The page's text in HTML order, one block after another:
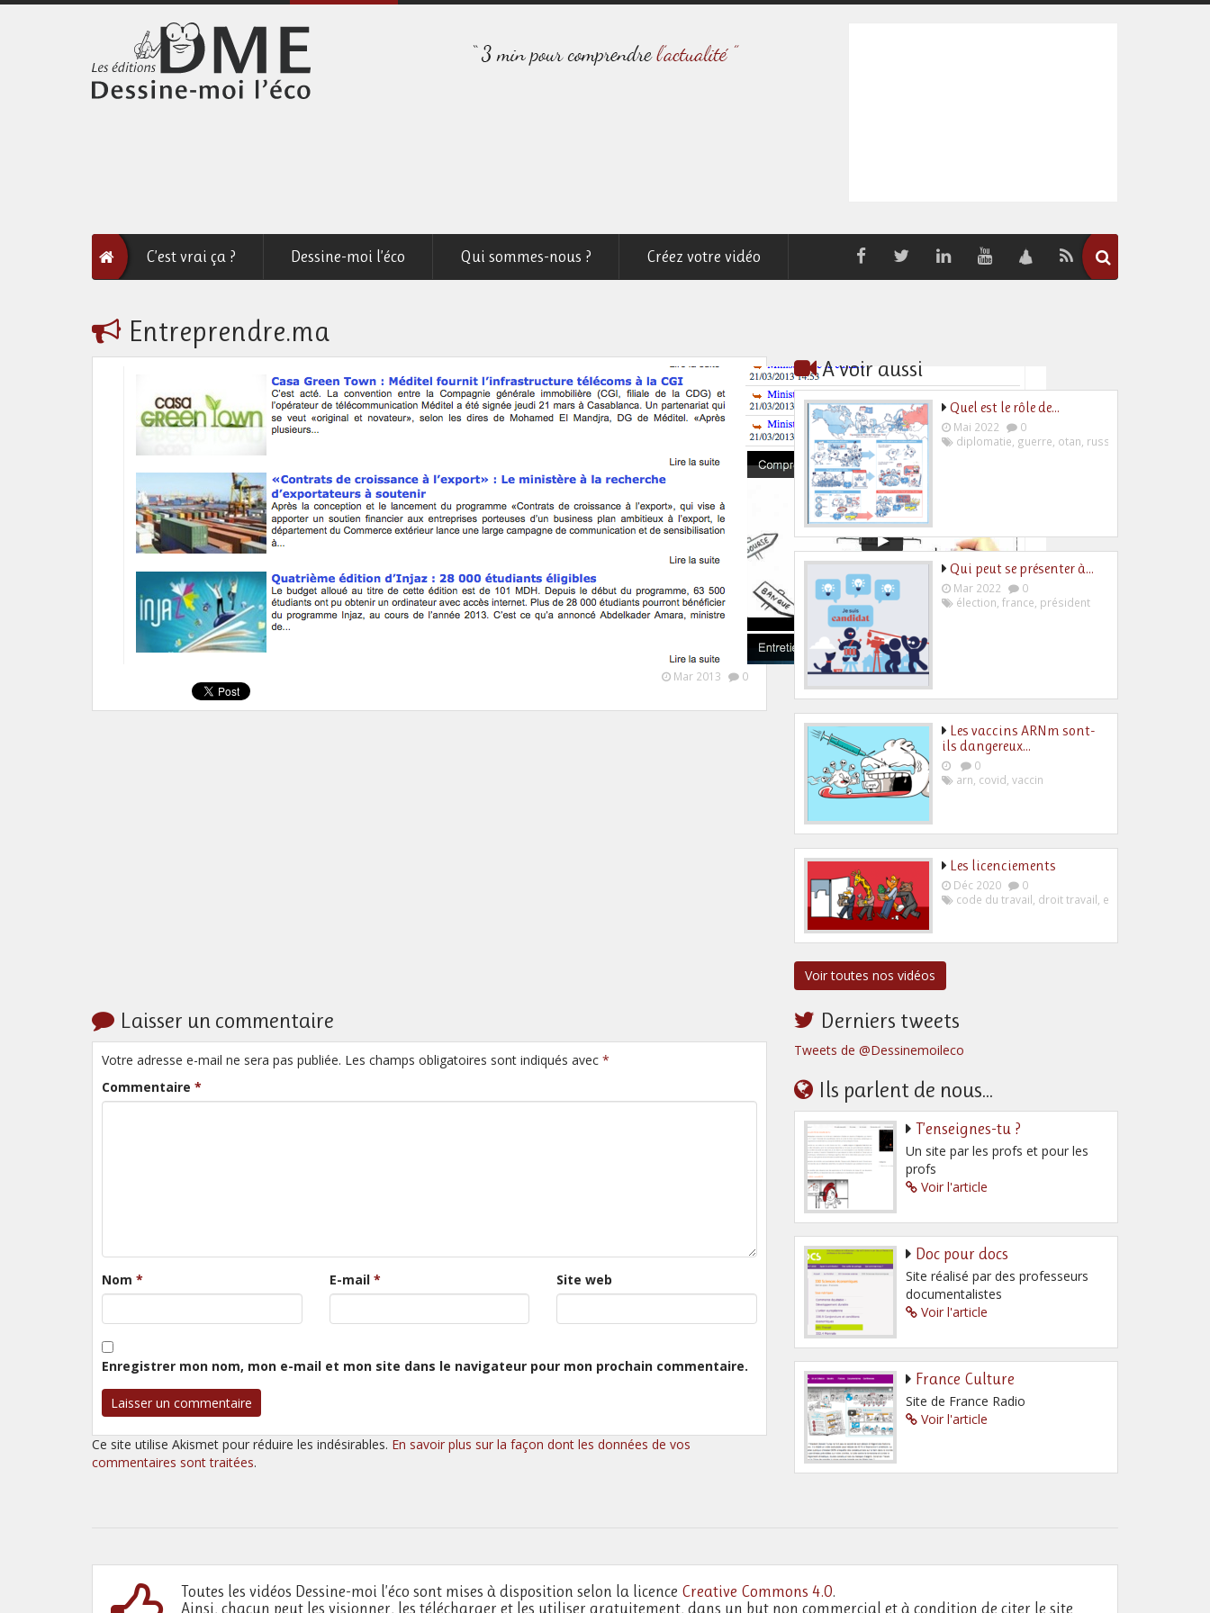
C’est vrai ça ? Dessine-moi l’éco Qui sommes-nous ? Créez votre vidéo
Entreprendre.ma
Mar 2013 0
A voir aussi
Quel est le rôle de…
Mai 2022
0
diplomatie guerre otan russie
Qui peut se présenter à…
Mar 2022
0
élection france président
Les vaccins ARNm sont-
ils dangereux…
0
arn covid vaccin
Les licenciements
Déc 2020
0
code du travail droit travail employeur
Voir toutes nos vidéos
Laisser un commentaire
Votre adresse e-mail ne sera pas publiée. Les champs obligatoires sont indiqués avec *
Commentaire *
Nom * E-mail * Site web
Enregistrer mon nom, mon e-mail et mon site dans le navigateur pour mon prochain commentaire.
Ce site utilise Akismet pour réduire les indésirables. En savoir plus sur la façon dont les données de vos
commentaires sont traitées.
Derniers tweets
Tweets de @Dessinemoileco
Ils parlent de nous...
T’enseignes-tu ?
Un site par les profs et pour les
profs
Voir l'article
Doc pour docs
Site réalisé par des professeurs
documentalistes
Voir l'article
France Culture
Site de France Radio
Voir l'article
Toutes les vidéos Dessine-moi l’éco sont mises à disposition selon la licence Creative Commons 4.0.
Ainsi, chacun peut les visionner, les télécharger et les utiliser gratuitement, dans un but non commercial et à condition de citer le site